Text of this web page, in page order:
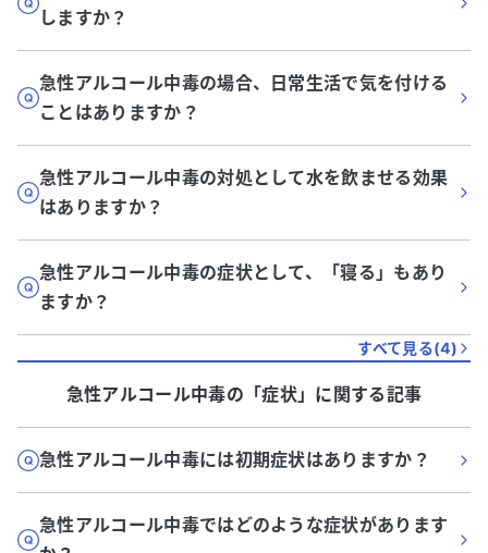
しますか？
急性アルコール中毒の場合、日常生活で気を付ける
ことはありますか？
急性アルコール中毒の対処として水を飲ませる効果
はありますか？
急性アルコール中毒の症状として、「寝る」もあり
ますか？
すべて見る(4)
急性アルコール中毒の「症状」に関する記事
急性アルコール中毒には初期症状はありますか？
急性アルコール中毒ではどのような症状があります